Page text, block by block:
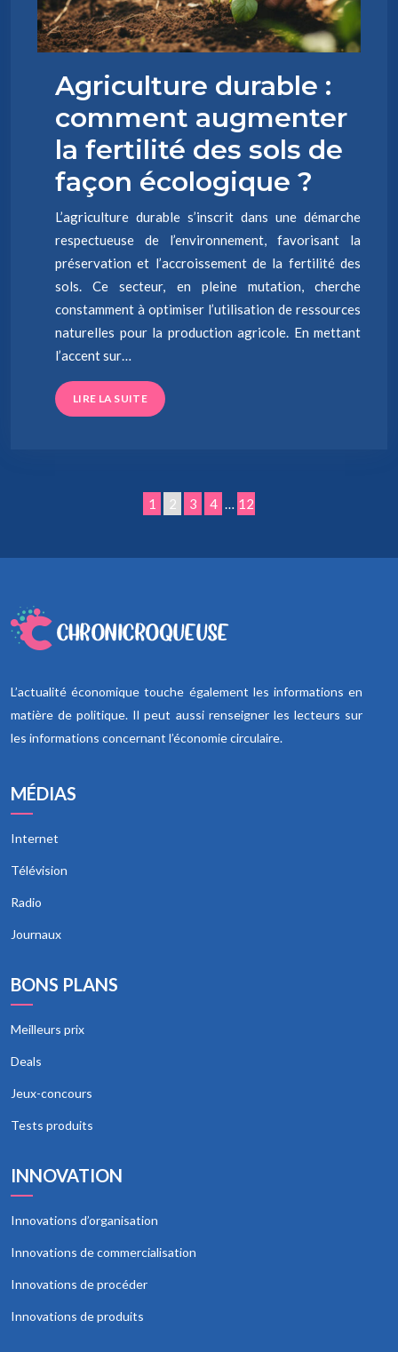
Agriculture durable :
comment augmenter
la fertilité des sols de
façon écologique ?
L’agriculture durable s’inscrit dans une démarche
respectueuse de l’environnement, favorisant la
préservation et l’accroissement de la fertilité des
sols. Ce secteur, en pleine mutation, cherche
constamment à optimiser l’utilisation de ressources
naturelles pour la production agricole. En mettant
l’accent sur…
LIRE LA SUITE
1 2 3 4 … 12
L’actualité économique touche également les informations en
matière de politique. Il peut aussi renseigner les lecteurs sur
les informations concernant l’économie circulaire.
MÉDIAS
Internet
Télévision
Radio
Journaux
BONS PLANS
Meilleurs prix
Deals
Jeux-concours
Tests produits
INNOVATION
Innovations d’organisation
Innovations de commercialisation
Innovations de procéder
Innovations de produits